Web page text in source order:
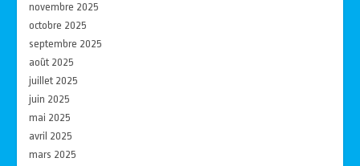
novembre 2025
octobre 2025
septembre 2025
août 2025
juillet 2025
juin 2025
mai 2025
avril 2025
mars 2025